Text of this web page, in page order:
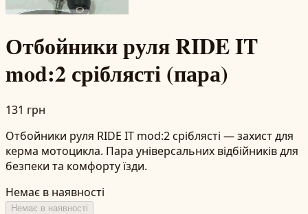
Отбойники руля RIDE IT
mod:2 сріблясті (пара)
131 грн
Отбойники руля RIDE IT mod:2 сріблясті — захист для
керма мотоцикла. Пара універсальних відбійників для
безпеки та комфорту їзди.
Немає в наявності
Немає в наявності